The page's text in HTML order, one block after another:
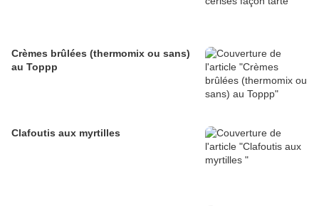
Crèmes brûlées (thermomix ou sans)
au Toppp
Clafoutis aux myrtilles